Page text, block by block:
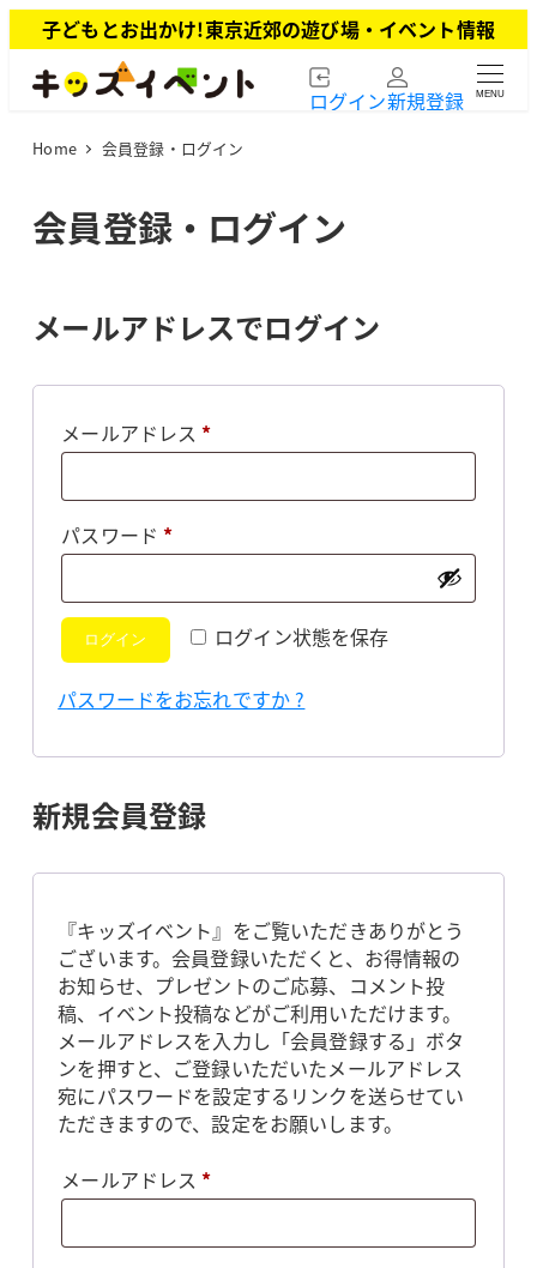
イ
子どもとお出かけ!東京近郊の遊び場・イベント情報
ログイン新規登録 MENU
Home 会員登録・ログイン
会員登録・ログイン
メールアドレスでログイン
メールアドレス *必
パスワード *必
ログイン状態を保存
ログイン
パスワードをお忘れですか ?
新規会員登録
『キッズイベント』をご覧いただきありがとう
ございます。会員登録いただくと、お得情報の
お知らせ、プレゼントのご応募、コメント投
稿、イベント投稿などがご利用いただけます。
メールアドレスを入力し「会員登録する」ボタ
ンを押すと、ご登録いただいたメールアドレス
宛にパスワードを設定するリンクを送らせてい
ただきますので、設定をお願いします。
メールアドレス *必